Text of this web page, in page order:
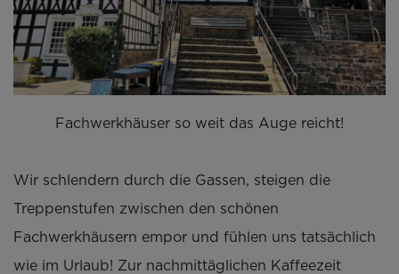
Fachwerkhäuser so weit das Auge reicht!
Wir schlendern durch die Gassen, steigen die
Treppenstufen zwischen den schönen
Fachwerkhäusern empor und fühlen uns tatsächlich
wie im Urlaub! Zur nachmittäglichen Kaffeezeit